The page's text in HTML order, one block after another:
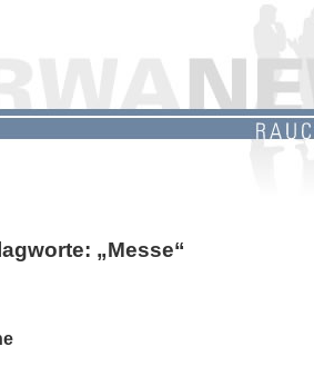
„Messe“